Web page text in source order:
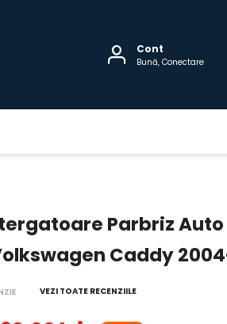
Cont
Bună, Conectare
Parbriz Auto
Caddy
VEZI TOATE RECENZIILE